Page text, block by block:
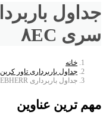
سری ۸EC
خانه
جداول باربرداری تاور کرین LIEBHERR
جداول باربرداری LIEBHERR سری ۸EC
مهم ترین عناوین